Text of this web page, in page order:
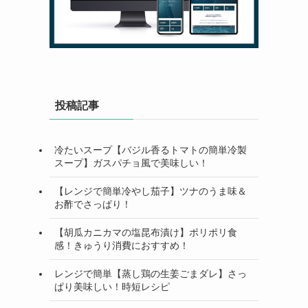
投稿記事
冷たいスープ【バジル香るトマトの簡単冷製
スープ】ガスパチョ風で美味しい！
【レンジで簡単冷やし茄子】ツナのうま味＆
お酢でさっぱり！
【胡瓜カニカマの塩昆布漬け】ポリポリ食
感！きゅうり消費におすすめ！
レンジで簡単【蒸し鶏の生姜ごまダレ】さっ
ぱり美味しい！時短レシピ